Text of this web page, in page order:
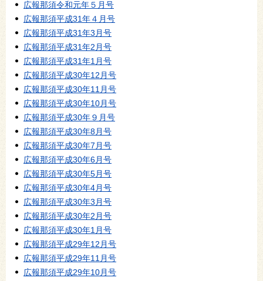
広報那須令和元年５月号
広報那須平成31年４月号
広報那須平成31年3月号
広報那須平成31年2月号
広報那須平成31年1月号
広報那須平成30年12月号
広報那須平成30年11月号
広報那須平成30年10月号
広報那須平成30年９月号
広報那須平成30年8月号
広報那須平成30年7月号
広報那須平成30年6月号
広報那須平成30年5月号
広報那須平成30年4月号
広報那須平成30年3月号
広報那須平成30年2月号
広報那須平成30年1月号
広報那須平成29年12月号
広報那須平成29年11月号
広報那須平成29年10月号